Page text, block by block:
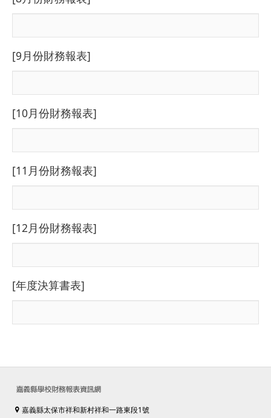
[9月份財務報表]
[10月份財務報表]
[11月份財務報表]
[12月份財務報表]
[年度決算書表]
嘉義縣太保市祥和新村祥和一路東段1號